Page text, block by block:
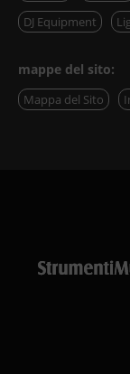
DJ Equipment
mappe del sito:
Mappa del Sito